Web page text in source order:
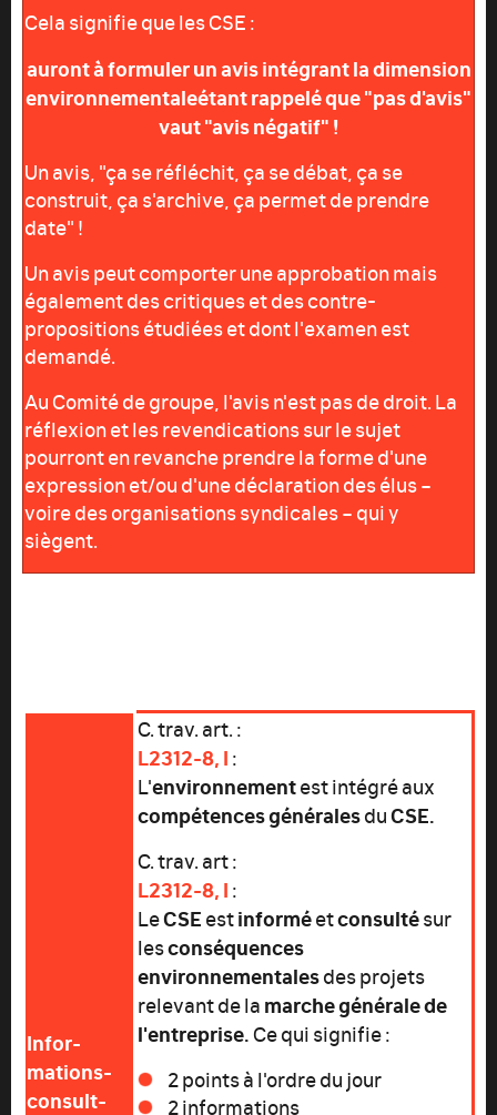
Cela signifie que les CSE :
auront à formuler un avis intégrant la dimension
environnementaleétant rappelé que "pas d'avis"
vaut "avis négatif" !
Un avis, "ça se réfléchit, ça se débat, ça se
construit, ça s'archive, ça permet de prendre
date" !
Un avis peut comporter une approbation mais
également des critiques et des contre-
propositions étudiées et dont l'examen est
demandé.
Au Comité de groupe, l'avis n'est pas de droit. La
réflexion et les revendications sur le sujet
pourront en revanche prendre la forme d'une
expression et/ou d'une déclaration des élus –
voire des organisations syndicales – qui y
siègent.
Infor-
mations-
consult-
C. trav. art. :
L2312-8, I:
L'environnementest intégré aux
compétences généralesduCSE.
C. trav. art :
L2312-8, I:
LeCSEestinforméetconsultésur
lesconséquences
environnementalesdes projets
relevant de lamarche générale de
l'entreprise.Ce qui signifie :
2 points à l'ordre du jour
2 informations